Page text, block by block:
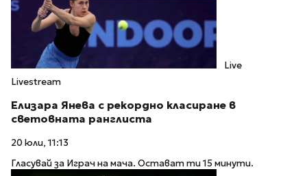
Live
Livestream
Елизара Янева с рекордно класиране в
световната ранглиста
20 юли, 11:13
Гласувай за Играч на мача. Остават ти 15 минути.